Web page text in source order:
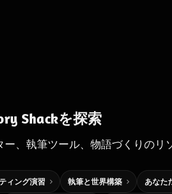
Shackを探索
、執筆ツール、物語づくりのリ
ィング演習 執筆と世界構築 あなた